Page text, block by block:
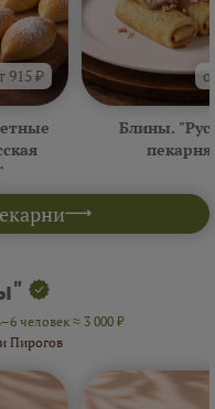
915 ₽
Блины.
человек ≈ 3 000 ₽
Пирогов